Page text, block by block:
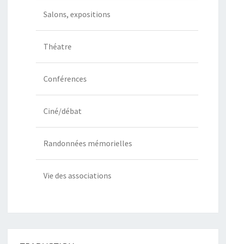
Salons, expositions
Théatre
Conférences
Ciné/débat
Randonnées mémorielles
Vie des associations